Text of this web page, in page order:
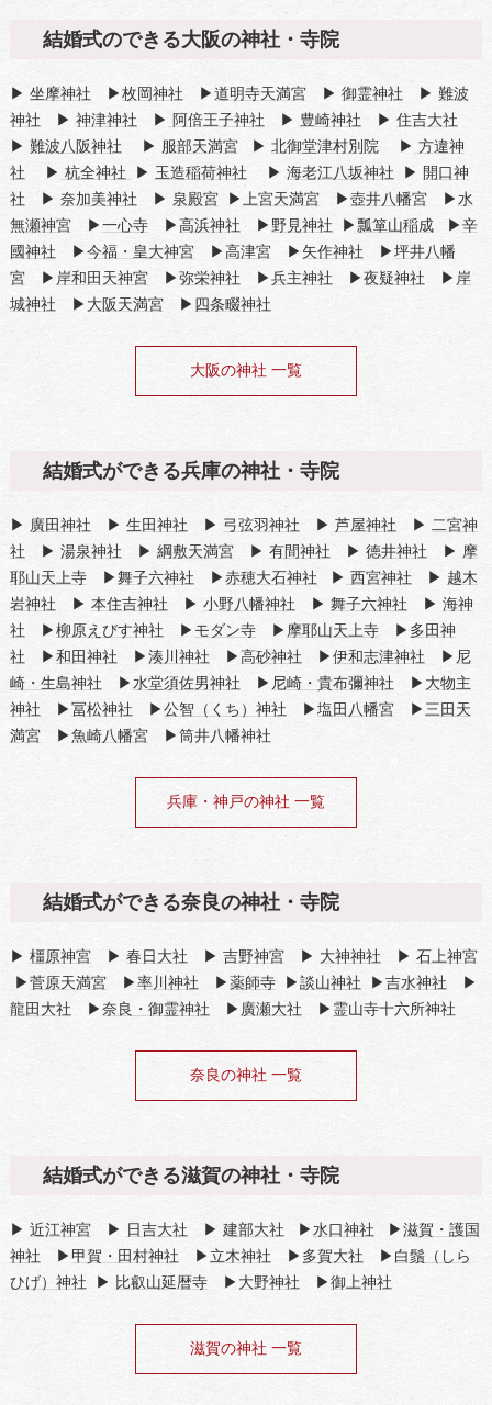
結婚式のできる大阪の神社・寺院
▶ 坐摩神社 ▶ 枚岡神社 ▶ 道明寺天満宮▶ 御霊神社 ▶ 難波
神社 ▶ 神津神社 ▶ 阿倍王子神社 ▶ 豊崎神社 ▶ 住吉大社
▶ 難波八阪神社 ▶ 服部天満宮▶ 北御堂津村別院 ▶ 方違神
社 ▶ 杭全神社 ▶ 玉造稲荷神社 ▶ 海老江八坂神社 ▶ 開口神
社 ▶ 奈加美神社 ▶ 泉殿宮▶ 上宮天満宮▶ 壺井八幡宮▶ 水
無瀬神宮▶ 一心寺▶ 高浜神社 ▶ 野見神社 ▶ 瓢箪山稲成▶ 辛
國神社 ▶ 今福・皇大神宮▶ 高津宮▶ 矢作神社 ▶坪井八幡
宮▶ 岸和田天神宮▶ 弥栄神社 ▶ 兵主神社 ▶ 夜疑神社 ▶ 岸
城神社 ▶ 大阪天満宮▶ 四条畷神社
大阪の神社 一覧
結婚式ができる兵庫の神社・寺院
▶ 廣田神社 ▶ 生田神社 ▶ 弓弦羽神社 ▶ 芦屋神社 ▶ 二宮神
社 ▶ 湯泉神社 ▶ 綱敷天満宮▶ 有間神社 ▶ 徳井神社 ▶ 摩
耶山天上寺▶ 舞子六神社 ▶ 赤穂大石神社 ▶ 西宮神社 ▶ 越木
岩神社 ▶ 本住吉神社 ▶ 小野八幡神社 ▶ 舞子六神社 ▶ 海神
社 ▶ 柳原えびす神社 ▶ モダン寺▶ 摩耶山天上寺▶ 多田神
社 ▶ 和田神社 ▶ 湊川神社 ▶ 高砂神社 ▶ 伊和志津神社 ▶ 尼
崎・生島神社 ▶ 水堂須佐男神社 ▶ 尼崎・貴布彌神社 ▶ 大物主
神社 ▶ 冨松神社 ▶ 公智（くち）神社 ▶ 塩田八幡宮▶ 三田天
満宮▶ 魚崎八幡宮▶筒井八幡神社
兵庫・神戸の神社 一覧
結婚式ができる奈良の神社・寺院
▶ 橿原神宮▶ 春日大社 ▶ 吉野神宮▶ 大神神社 ▶ 石上神宮
▶ 菅原天満宮▶ 率川神社 ▶ 薬師寺▶ 談山神社 ▶ 吉水神社 ▶
龍田大社 ▶ 奈良・御霊神社 ▶ 廣瀬大社 ▶霊山寺十六所神社
奈良の神社 一覧
結婚式ができる滋賀の神社・寺院
▶ 近江神宮▶ 日吉大社 ▶ 建部大社 ▶ 水口神社 ▶ 滋賀・護国
神社 ▶ 甲賀・田村神社 ▶ 立木神社 ▶ 多賀大社 ▶ 白鬚（しら
ひげ）神社 ▶ 比叡山延暦寺▶ 大野神社 ▶ 御上神社
滋賀の神社 一覧